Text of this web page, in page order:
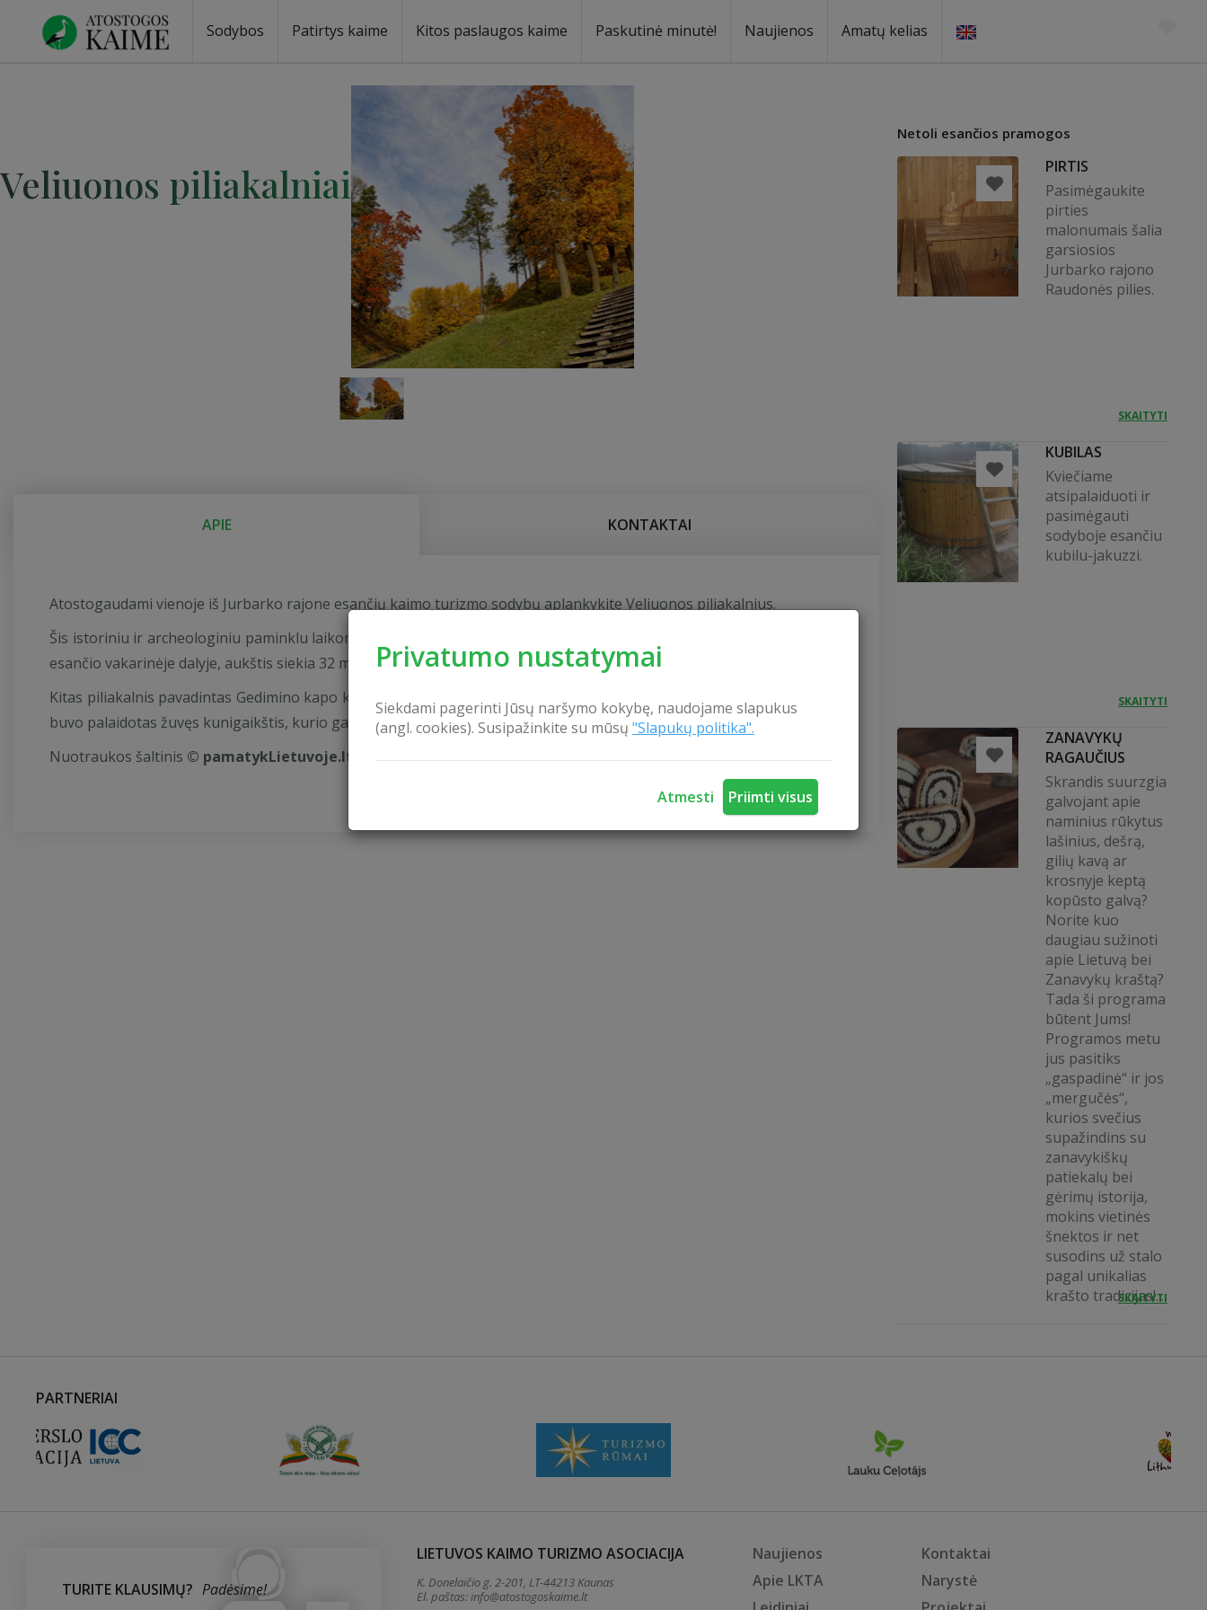
Privatumo nustatymai
Siekdami pagerinti Jūsų naršymo kokybę, naudojame slapukus
(angl. cookies). Susipažinkite su mūsų "Slapukų politika".
Atmesti Priimti visus
Sodybos Patirtys kaime Kitos paslaugos kaime Paskutinė minutė! Naujienos Amatų kelias
Veliuonos piliakalniai
APIE KONTAKTAI
Atostogaudami vienoje iš Jurbarko rajone esančių kaimo turizmo sodybų aplankykite Veliuonos piliakalnius.
Šis istoriniu ir archeologiniu paminklu laikomas kompleksas yra išsidėstęs ties Nemuno slėnio šlaitu. Ramybės kalno,
esančio vakarinėje dalyje, aukštis siekia 32 m, o XIII a. pab.–XIV a. pab. ant jo stovėjo Junigedos pilis.
Kitas piliakalnis pavadintas Gedimino kapo kalnu. Vienoje legendoje pasakojama, kad puolant Bajerburgą, Veliuonoje
buvo palaidotas žuvęs kunigaikštis, kurio garbei vietos gyventojai supylė kapą.
Nuotraukos šaltinis © pamatykLietuvoje.lt
Netoli esančios pramogos
PIRTIS
Pasimėgaukite
pirties
malonumais šalia
garsiosios
Jurbarko rajono
Raudonės pilies.
SKAITYTI
KUBILAS
Kviečiame
atsipalaiduoti ir
pasimėgauti
sodyboje esančiu
kubilu-jakuzzi.
SKAITYTI
ZANAVYKŲ
RAGAUČIUS
Skrandis suurzgia
galvojant apie
naminius rūkytus
lašinius, dešrą,
gilių kavą ar
krosnyje keptą
kopūsto galvą?
Norite kuo
daugiau sužinoti
apie Lietuvą bei
Zanavykų kraštą?
Tada ši programa
būtent Jums!
Programos metu
jus pasitiks
„gaspadinė“ ir jos
„mergučės“,
kurios svečius
supažindins su
zanavykiškų
patiekalų bei
gėrimų istorija,
mokins vietinės
šnektos ir net
susodins už stalo
pagal unikalias
krašto tradicijas!...
SKAITYTI
PARTNERIAI
TURITE KLAUSIMŲ? Padėsime!
LIETUVOS KAIMO TURIZMO ASOCIACIJA
K. Donelaičio g. 2-201, LT-44213 Kaunas
El. paštas:info@atostogoskaime.lt
Naujienos
Kontaktai
Apie LKTA
Narystė